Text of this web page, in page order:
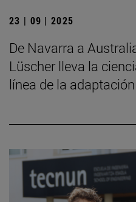
23 | 09 | 2025
De Navarra a
Lüscher lleva la
línea de la